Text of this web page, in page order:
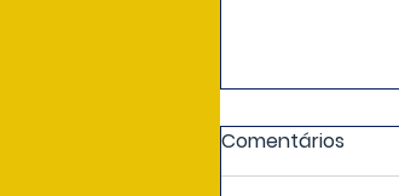
Comentários